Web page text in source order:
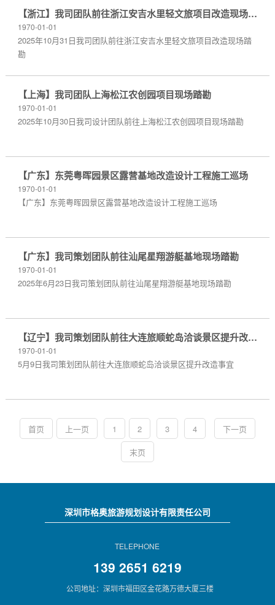
【浙江】我司团队前往浙江安吉水里轻文旅项目改造现场踏勘
1970-01-01
2025年10月31日我司团队前往浙江安吉水里轻文旅项目改造现场踏
勘
【上海】我司团队上海松江农创园项目现场踏勘
1970-01-01
2025年10月30日我司设计团队前往上海松江农创园项目现场踏勘
【广东】东莞粤晖园景区露营基地改造设计工程施工巡场
1970-01-01
【广东】东莞粤晖园景区露营基地改造设计工程施工巡场
【广东】我司策划团队前往汕尾星翔游艇基地现场踏勘
1970-01-01
2025年6月23日我司策划团队前往汕尾星翔游艇基地现场踏勘
【辽宁】我司策划团队前往大连旅顺蛇岛洽谈景区提升改造事宜
1970-01-01
5月9日我司策划团队前往大连旅顺蛇岛洽谈景区提升改造事宜
首页 上一页 1 2 3 4
下一页
末页
深圳市格奥旅游规划设计有限责任公司
TELEPHONE
139 2651 6219
公司地址：深圳市福田区金花路万德大厦三楼